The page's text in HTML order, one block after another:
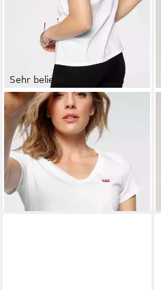
Sehr beliebt
LEVI'S®
V-Shirt Perfect Tee
mit kleinem Batwing- Logo
ab 20,99 € UVP24,95 €
-16%
+6